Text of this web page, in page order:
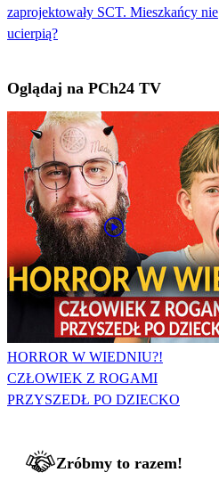
zaprojektowały SCT. Mieszkańcy nie
ucierpią?
Oglądaj na PCh24 TV
HORROR W WIEDNIU?!
CZŁOWIEK Z ROGAMI
PRZYSZEDŁ PO DZIECKO
Zróbmy to razem!